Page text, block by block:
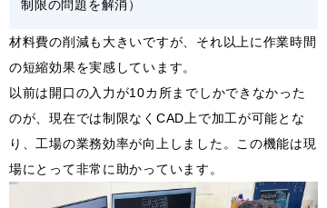
制限の問題を解消）
材料費の削減も大きいですが、それ以上に作業時間
の短縮効果を実感しています。
以前は開口の入力が10カ所までしかできなかった
のが、現在では制限なくCAD上で加工が可能とな
り、工場の業務効率が向上しました。この機能は現
場にとって非常に助かっています。